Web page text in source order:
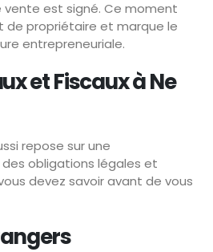
vente est signé. Ce moment
propriétaire et marque le
entrepreneuriale.
et Fiscaux à Ne
repose sur une
obligations légales et
devez savoir avant de vous